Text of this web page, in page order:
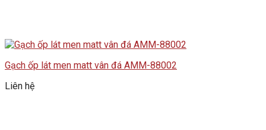
Gạch ốp lát men matt vân đá AMM-88002
Liên hệ